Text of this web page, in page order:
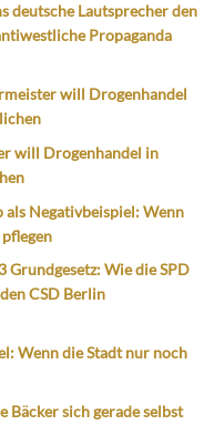
deutsche Lautsprecher den
Propaganda
will Drogenhandel
will Drogenhandel in
als Negativbeispiel: Wenn
Grundgesetz: Wie die SPD
CSD Berlin
Wenn die Stadt nur noch
Bäcker sich gerade selbst